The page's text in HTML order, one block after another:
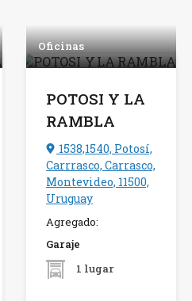
Oficinas
POTOSI Y LA
RAMBLA
1538,1540, Potosí,
Carrrasco, Carrasco,
Montevideo, 11500,
Uruguay
Agregado:
Garaje
1 lugar